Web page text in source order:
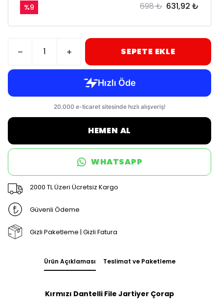
%9 698 ₺ 631,92 ₺
SEPETE EKLE
HEMEN AL
WHATSAPP
2000 TL Üzeri Ücretsiz Kargo
Güvenli Ödeme
Gizli Paketleme | Gizli Fatura
Ürün Açıklaması Teslimat ve Paketleme
Kırmızı Dantelli File Jartiyer Çorap